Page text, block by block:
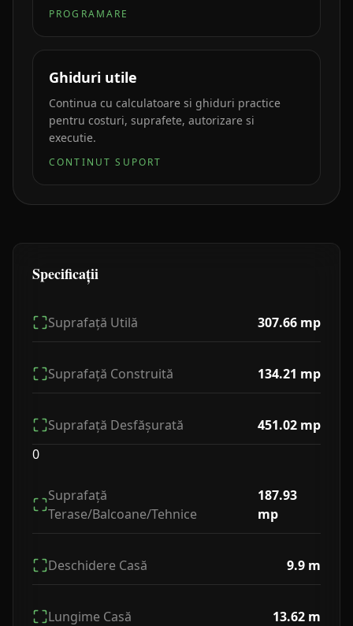
PROGRAMARE
Ghiduri utile
Continua cu calculatoare si ghiduri practice
pentru costuri, suprafete, autorizare si
executie.
CONTINUT SUPORT
Specificații
Suprafață Utilă 307.66 mp
Suprafață Construită 134.21 mp
Suprafață Desfășurată 451.02 mp
0
Suprafață
Terase/Balcoane/Tehnice
187.93
mp
Deschidere Casă 9.9 m
Lungime Casă 13.62 m